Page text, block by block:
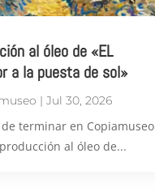
al óleo de «EL
a la puesta de sol»
| Jul 30, 2026
terminar en Copiamuseo
al óleo de...